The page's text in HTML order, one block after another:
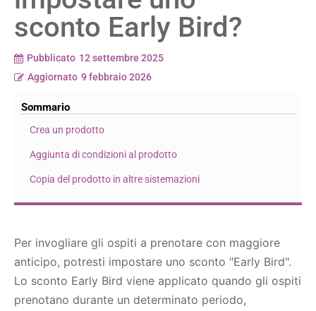
sconto Early Bird?
Pubblicato 12 settembre 2025
Aggiornato 9 febbraio 2026
Sommario
Crea un prodotto
Aggiunta di condizioni al prodotto
Copia del prodotto in altre sistemazioni
Per invogliare gli ospiti a prenotare con maggiore
anticipo, potresti impostare uno sconto "Early Bird".
Lo sconto Early Bird viene applicato quando gli ospiti
prenotano durante un determinato periodo,